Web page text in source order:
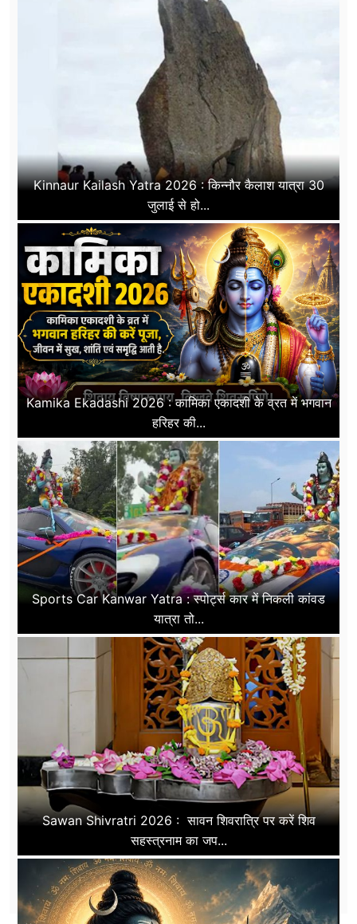
Kinnaur Kailash Yatra 2026 : किन्नौर कैलाश यात्रा 30
जुलाई से हो...
Kamika Ekadashi 2026 : कामिका एकादशी के व्रत में भगवान
हरिहर की...
Sports Car Kanwar Yatra : स्पोर्ट्स कार में निकली कांवड
यात्रा तो...
Sawan Shivratri 2026 : सावन शिवरात्रि पर करें शिव
सहस्त्रनाम का जप...